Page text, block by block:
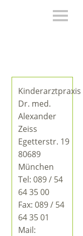
Kinderarztpraxis
Dr. med.
Alexander
Zeiss
Egetterstr. 19
80689
München
Tel: 089 / 54
64 35 00
Fax: 089 / 54
64 35 01
Mail: